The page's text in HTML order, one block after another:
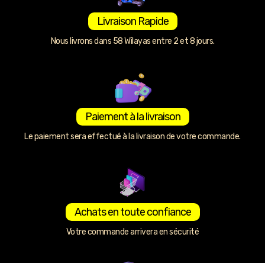
Livraison Rapide
Nous livrons dans 58 Wilayas entre 2 et 8 jours.
Paiement à la livraison
Le paiement sera effectué à la livraison de votre commande.
Achats en toute confiance
Votre commande arrivera en sécurité